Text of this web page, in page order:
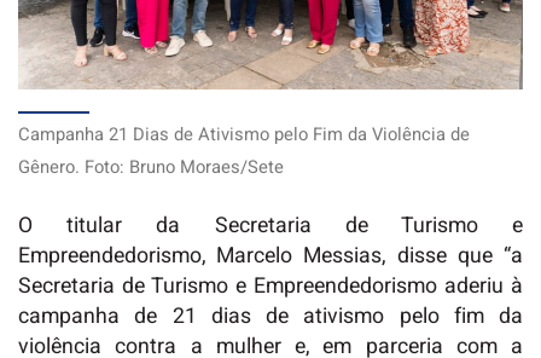
Campanha 21 Dias de Ativismo pelo Fim da Violência de
Gênero. Foto: Bruno Moraes/Sete
O titular da Secretaria de Turismo e
Empreendedorismo, Marcelo Messias, disse que “a
Secretaria de Turismo e Empreendedorismo aderiu à
campanha de 21 dias de ativismo pelo fim da
violência contra a mulher e, em parceria com a